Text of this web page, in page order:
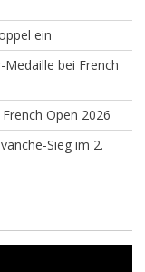
ein
bei French
Open 2026
Sieg im 2.